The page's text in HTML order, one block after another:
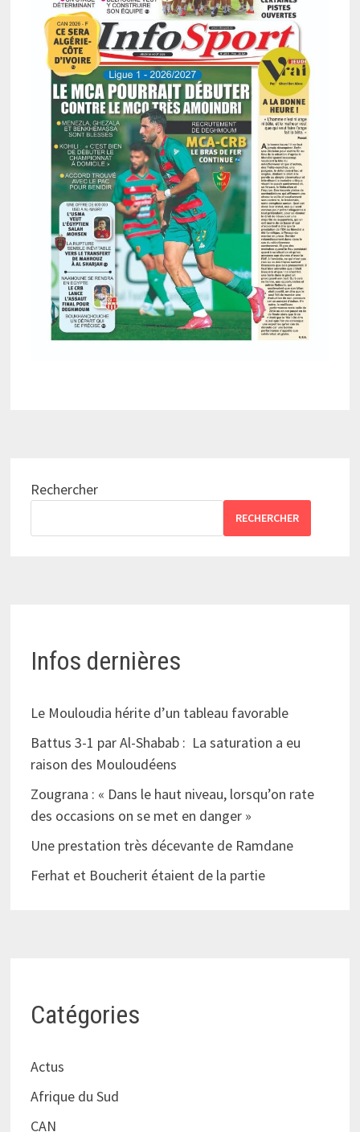
Rechercher
RECHERCHER
Infos dernières
Le Mouloudia hérite d’un tableau favorable
Battus 3-1 par Al-Shabab : La saturation a eu
raison des Mouloudéens
Zougrana : « Dans le haut niveau, lorsqu’on rate
des occasions on se met en danger »
Une prestation très décevante de Ramdane
Ferhat et Boucherit étaient de la partie
Catégories
Actus
Afrique du Sud
CAN